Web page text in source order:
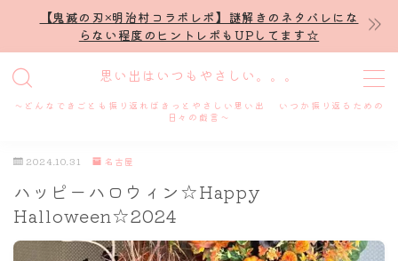
【鬼滅の刃×明治村コラボレポ】謎解きのネタバレにな
らない程度のヒントレポもUPしてます☆
思い出はいつもやさしい。。。
～どんなできごとも振り返ればきっとやさしい思い出 いつか振り返るための
日々の戯言～
MENU
プロフィール
謎解き
2024.10.31 名古屋
ハッピーハロウィン☆Happy
Halloween☆2024